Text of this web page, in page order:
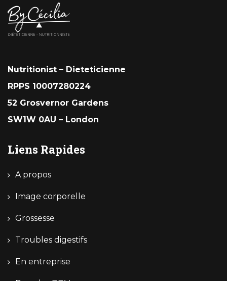
Nutritionist – Dieteticienne
RPPS 10007280224
52 Grosvernor Gardens
SW1W 0AU – London
Liens Rapides
A propos
Image corporelle
Grossesse
Troubles digestifs
En entreprise